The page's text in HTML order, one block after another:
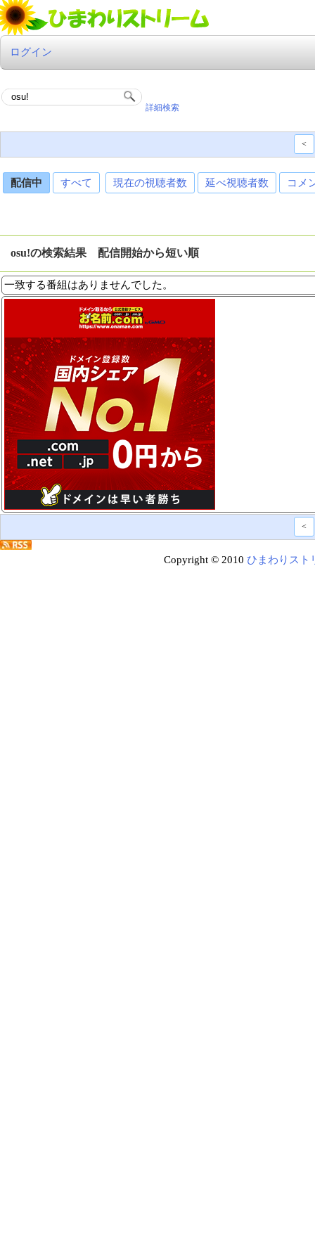
ログイン
詳細検索
<
配信中 すべて 現在の視聴者数 延べ視聴者数 コメ
osu!の検索結果 配信開始から短い順
一致する番組はありませんでした。
<
Copyright © 2010 ひまわりスト